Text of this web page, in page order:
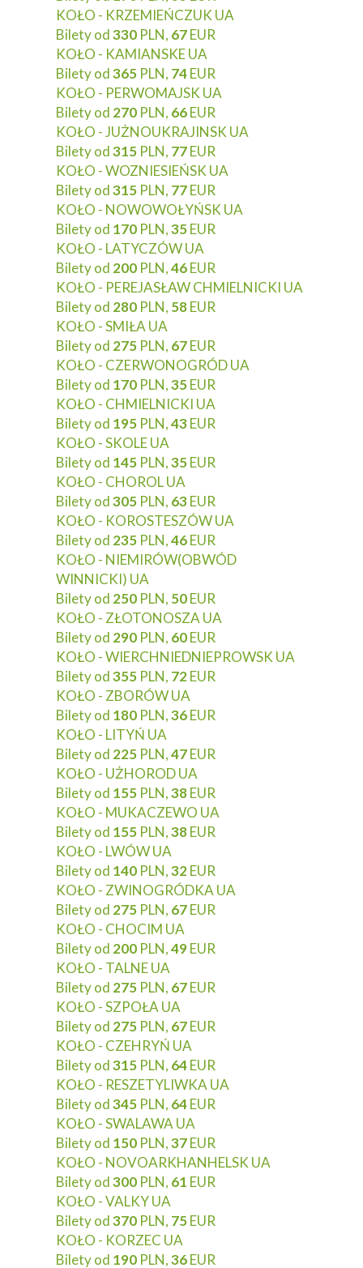
KOŁO - KRZEMIEŃCZUK UA
Bilety od330 PLN, 67EUR
KOŁO - KAMIANSKE UA
Bilety od365 PLN, 74EUR
KOŁO - PERWOMAJSK UA
Bilety od 270 PLN, 66EUR
KOŁO - JUŻNOUKRAJINSK UA
Bilety od315 PLN, 77EUR
KOŁO - WOZNIESIEŃSK UA
Bilety od315 PLN, 77EUR
KOŁO - NOWOWOŁYŃSK UA
Bilety od 170 PLN,35EUR
KOŁO - LATYCZÓW UA
Bilety od 200 PLN,46EUR
KOŁO - PEREJASŁAW CHMIELNICKI UA
Bilety od 280 PLN, 58EUR
KOŁO - SMIŁA UA
Bilety od 275 PLN, 67EUR
KOŁO - CZERWONOGRÓD UA
Bilety od 170 PLN,35EUR
KOŁO - CHMIELNICKI UA
Bilety od 195 PLN,43EUR
KOŁO - SKOLE UA
Bilety od 145 PLN,35EUR
KOŁO - CHOROL UA
Bilety od305 PLN, 63EUR
KOŁO - KOROSTESZÓW UA
Bilety od 235 PLN,46EUR
KOŁO - NIEMIRÓW(OBWÓD
WINNICKI) UA
Bilety od 250 PLN, 50EUR
KOŁO - ZŁOTONOSZA UA
Bilety od 290 PLN, 60EUR
KOŁO - WIERCHNIEDNIEPROWSK UA
Bilety od355 PLN, 72EUR
KOŁO - ZBORÓW UA
Bilety od 180 PLN,36EUR
KOŁO - LITYŃ UA
Bilety od 225 PLN,47EUR
KOŁO - UŻHOROD UA
Bilety od 155 PLN,38EUR
KOŁO - MUKACZEWO UA
Bilety od 155 PLN,38EUR
KOŁO - LWÓW UA
Bilety od 140 PLN,32EUR
KOŁO - ZWINOGRÓDKA UA
Bilety od 275 PLN, 67EUR
KOŁO - CHOCIM UA
Bilety od 200 PLN,49EUR
KOŁO - TALNE UA
Bilety od 275 PLN, 67EUR
KOŁO - SZPOŁA UA
Bilety od 275 PLN, 67EUR
KOŁO - CZEHRYŃ UA
Bilety od315 PLN, 64EUR
KOŁO - RESZETYLIWKA UA
Bilety od345 PLN, 64EUR
KOŁO - SWALAWA UA
Bilety od 150 PLN,37EUR
KOŁO - NOVOARKHANHELSK UA
Bilety od300 PLN, 61 EUR
KOŁO - VALKY UA
Bilety od370 PLN, 75EUR
KOŁO - KORZEC UA
Bilety od 190 PLN,36EUR